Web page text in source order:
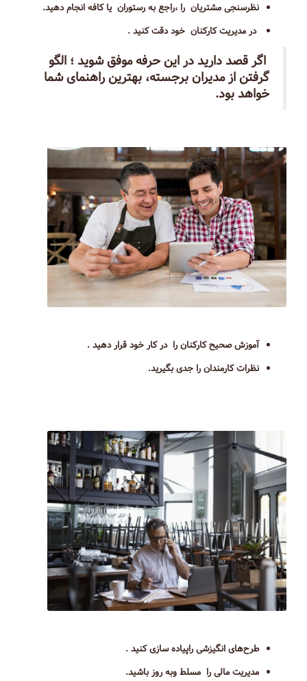
نظرسنجی مشتریان را ،راجع به رستوران یا کافه انجام دهید.
در مدیریت کارکنان خود دقت کنید .
اگر قصد دارید در این حرفه موفق شوید ؛ الگو
گرفتن از مدیران برجسته، بهترین راهنمای شما
خواهد بود.
آموزش صحیح کارکنان را در کار خود قرار دهید .
نظرات کارمندان را جدی بگیرید.
طرح‌های انگیزشی راپیاده سازی کنید .
مدیریت مالی را مسلط وبه روز باشید.